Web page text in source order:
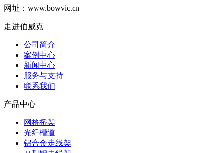
网址：www.bowvic.cn
走进伯威克
公司简介
案例中心
新闻中心
服务与支持
联系我们
产品中心
网格桥架
光纤槽道
铝合金走线架